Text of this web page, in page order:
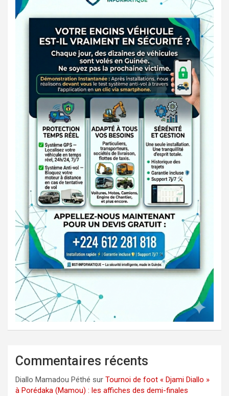
Commentaires récents
Diallo Mamadou Péthé sur Tournoi de foot « Djami Diallo »
à Porédaka (Mamou) : les affiches des demi-finales